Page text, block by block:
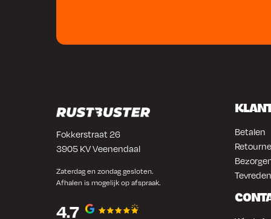
Fokkerstraat 26
3905 KV Veenendaal
Zaterdag en zondag gesloten.
Afhalen is mogelijk op afspraak.
4.7
Betalen